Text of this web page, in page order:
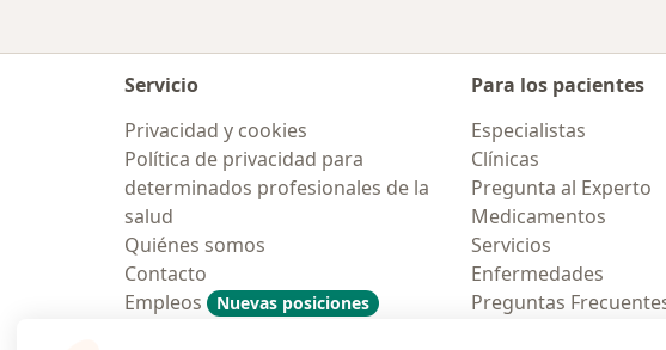
Servicio
Privacidad y cookies
Política de privacidad para
determinados profesionales de la
salud
Quiénes somos
Contacto
Empleos
Nuevas posiciones
Para los pacientes
Especialistas
Clínicas
Pregunta al Experto
Medicamentos
Servicios
Enfermedades
Preguntas